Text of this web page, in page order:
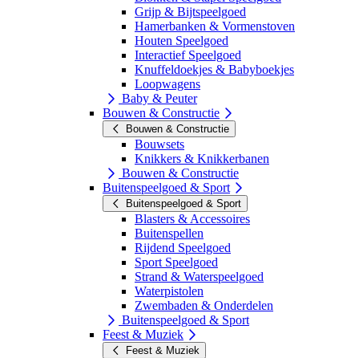
Grijp & Bijtspeelgoed
Hamerbanken & Vormenstoven
Houten Speelgoed
Interactief Speelgoed
Knuffeldoekjes & Babyboekjes
Loopwagens
Baby & Peuter
Bouwen & Constructie
Bouwen & Constructie
Bouwsets
Knikkers & Knikkerbanen
Bouwen & Constructie
Buitenspeelgoed & Sport
Buitenspeelgoed & Sport
Blasters & Accessoires
Buitenspellen
Rijdend Speelgoed
Sport Speelgoed
Strand & Waterspeelgoed
Waterpistolen
Zwembaden & Onderdelen
Buitenspeelgoed & Sport
Feest & Muziek
Feest & Muziek